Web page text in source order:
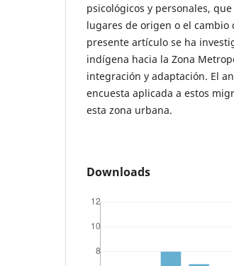
psicológicos y personales,
lugares de origen o el cambio
presente artículo se ha
indígena hacia la Zona
integración y adaptación. El
encuesta aplicada a estos
esta zona urbana.
Downloads